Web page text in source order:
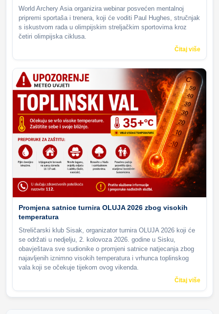
World Archery Asia organizira webinar posvećen mentalnoj
pripremi sportaša i trenera, koji će voditi Paul Hughes, stručnjak
s iskustvom rada u olimpijskim streljačkim sportovima kroz
četiri olimpijska ciklusa.
Čitaj više
Promjena satnice turnira OLUJA 2026 zbog visokih
temperatura
Streličarski klub Sisak, organizator turnira OLUJA 2026 koji će
se održati u nedjelju, 2. kolovoza 2026. godine u Sisku,
obavještava sve sudionike o promjeni satnice natjecanja zbog
najavljenih iznimno visokih temperatura i vrhunca toplinskog
vala koji se očekuje tijekom ovog vikenda.
Čitaj više